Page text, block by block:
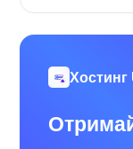
Хостинг